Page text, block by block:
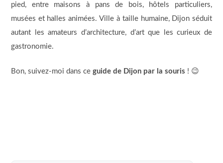
pied, entre maisons à pans de bois, hôtels particuliers,
musées et halles animées. Ville à taille humaine, Dijon séduit
autant les amateurs d’architecture, d’art que les curieux de
gastronomie.
Bon, suivez-moi dans ce guide de Dijon par la souris ! 😉